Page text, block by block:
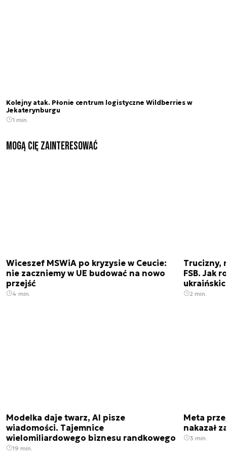
Kolejny atak. Płonie centrum logistyczne Wildberries w
Jekaterynburgu
1 min.
Mogą Cię zainteresować
Wiceszef MSWiA po kryzysie w Ceucie:
nie zaczniemy w UE budować na nowo
przejść
4 min.
Trucizny,
FSB. Jak
2 min.
Modelka daje twarz, AI pisze
wiadomości. Tajemnice
wielomiliardowego biznesu randkowego
19 min.
Meta
nakazał
3 min.